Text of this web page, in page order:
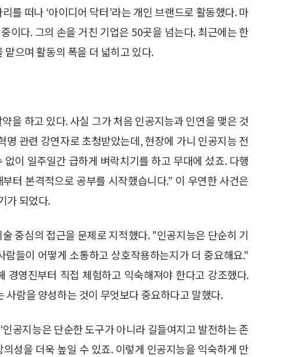
를 떠나 ‘아이디어 닥터’라는 개인 브랜드로 활동했다. 마
이다. 그의 손을 거친 기업은 50곳을 넘는다. 최근에는 한
으며 활동의 폭을 더 넓히고 있다.
을 하고 있다. 사실 그가 처음 인공지능과 인연을 맺은 것
관련 강연자로 초청받았는데, 현장에 가니 인공지능 전
이 일주일간 급하게 벼락치기를 하고 무대에 섰죠. 다행
터 본격적으로 공부를 시작했습니다.” 이 우연한 사건은
가 되었다.
중심의 접근을 문제로 지적했다. "인공지능은 단순히 기
들이 어떻게 소통하고 상호작용하는지가 더 중요해요."
경영진부터 직접 체험하고 익숙해져야 한다고 강조했다.
람을 양성하는 것이 무엇보다 중요하다고 말했다.
공지능은 단순한 도구가 아니라 길들여지고 발전하는 존
성을 더욱 높일 수 있죠. 이렇게 인공지능을 익숙하게 만